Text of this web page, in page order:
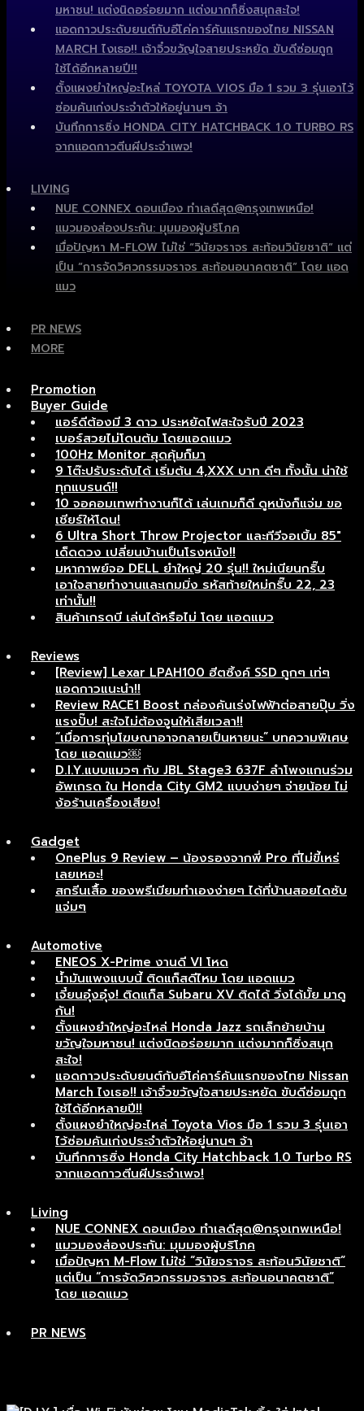
มหาชน! แต่งนิดอร่อยมาก แต่งมากก็ซิ่งสนุกสะใจ!
แอดกาวประดับยนต์กับอีโค่คาร์คันแรกของไทย NISSAN
MARCH ไงเธอ!! เจ้าจิ๋วขวัญใจสายประหยัด ขับดีซ่อมถูก
ใช้ได้อีกหลายปี!!
ตั้งแผงยำใหญ่อะไหล่ TOYOTA VIOS มือ 1 รวม 3 รุ่นเอาไว้
ซ่อมคันเก่งประจำตัวให้อยู่นานๆ จ้า
บันทึกการซิ่ง HONDA CITY HATCHBACK 1.0 TURBO RS
จากแอดกาวตีนผีประจำเพจ!
LIVING
NUE CONNEX ดอนเมือง ทำเลดีสุด@กรุงเทพเหนือ!
แมวมองส่องประกัน: มุมมองผู้บริโภค
เมื่อปัญหา M-FLOW ไม่ใช่ “วินัยจราจร สะท้อนวินัยชาติ” แต่
เป็น “การจัดวิศวกรรมจราจร สะท้อนอนาคตชาติ” โดย แอด
แมว
PR NEWS
MORE
Promotion
Buyer Guide
แอร์ดีต้องมี 3 ดาว ประหยัดไฟสะใจรับปี 2023
เบอร์สวยไม่โดนต้ม โดยแอดแมว
100Hz Monitor สุดคุ้มก็มา
9 โต๊ะปรับระดับได้ เริ่มต้น 4,XXX บาท ดีๆ ทั้งนั้น น่าใช้
ทุกแบรนด์!!
10 จอคอมเทพทำงานก็ได้ เล่นเกมก็ดี ดูหนังก็แจ่ม ขอ
เชียร์ให้โดน!
6 Ultra Short Throw Projector และทีวีจอเบิ้ม 85″
เด็ดดวง เปลี่ยนบ้านเป็นโรงหนัง!!
มหากาพย์จอ DELL ยำใหญ่ 20 รุ่น!! ใหม่เนียนกริ๊บ
เอาใจสายทำงานและเกมมิ่ง รหัสท้ายใหม่กริ๊บ 22, 23
เท่านั้น!!
สินค้าเกรดบี เล่นได้หรือไม่ โดย แอดแมว
Reviews
[Review] Lexar LPAH100 ฮีตซิ้งค์ SSD ถูกๆ เท่ๆ
แอดกาวแนะนำ!!
Review RACE1 Boost กล่องคันเร่งไฟฟ้าต่อสายปุ๊บ วิ่ง
แรงปั๊บ! สะใจไม่ต้องจูนให้เสียเวลา!!
“เมื่อการทุ่มโฆษณาอาจกลายเป็นหายนะ” บทความพิเศษ
โดย แอดแมว￼
D.I.Y.แบบแมวๆ กับ JBL Stage3 637F ลำโพงแกนร่วม
อัพเกรด ใน Honda City GM2 แบบง่ายๆ จ่ายน้อย ไม่
ง้อร้านเครื่องเสียง!
Gadget
OnePlus 9 Review – น้องรองจากพี่ Pro ที่ไม่ขี้เหร่
เลยเหอะ!
สกรีนเสื้อ ของพรีเมียมทำเองง่ายๆ ได้ที่บ้านสอยไดซับ
แจ่มๆ
Automotive
ENEOS X-Prime งานดี VI โหด
น้ำมันแพงแบบนี้ ติดแก็สดีไหม โดย แอดแมว
เจี๋ยนอุ๋งอุ๋ง! ติดแก็ส Subaru XV ติดได้ วิ่งได้มั้ย มาดู
กัน!
ตั้งแผงยำใหญ่อะไหล่ Honda Jazz รถเล็กย้ายบ้าน
ขวัญใจมหาชน! แต่งนิดอร่อยมาก แต่งมากก็ซิ่งสนุก
สะใจ!
แอดกาวประดับยนต์กับอีโค่คาร์คันแรกของไทย Nissan
March ไงเธอ!! เจ้าจิ๋วขวัญใจสายประหยัด ขับดีซ่อมถูก
ใช้ได้อีกหลายปี!!
ตั้งแผงยำใหญ่อะไหล่ Toyota Vios มือ 1 รวม 3 รุ่นเอา
ไว้ซ่อมคันเก่งประจำตัวให้อยู่นานๆ จ้า
บันทึกการซิ่ง Honda City Hatchback 1.0 Turbo RS
จากแอดกาวตีนผีประจำเพจ!
Living
NUE CONNEX ดอนเมือง ทำเลดีสุด@กรุงเทพเหนือ!
แมวมองส่องประกัน: มุมมองผู้บริโภค
เมื่อปัญหา M-Flow ไม่ใช่ “วินัยจราจร สะท้อนวินัยชาติ”
แต่เป็น “การจัดวิศวกรรมจราจร สะท้อนอนาคตชาติ”
โดย แอดแมว
PR NEWS